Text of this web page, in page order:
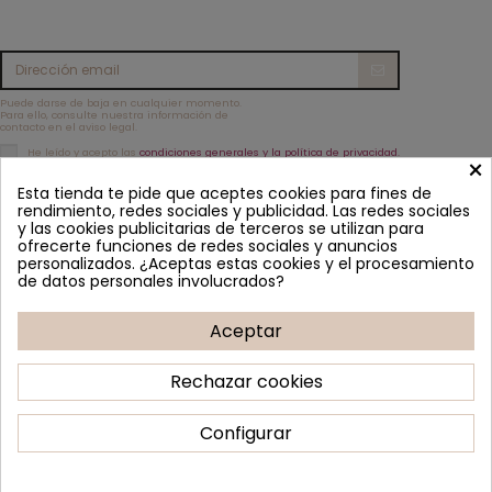
Puede darse de baja en cualquier momento.
Para ello, consulte nuestra información de
contacto en el aviso legal.
He leído y acepto las condiciones generales y la política de privacidad.
Contacto
Síguenos
×
Esta tienda te pide que aceptes cookies para fines de
rendimiento, redes sociales y publicidad. Las redes sociales
y las cookies publicitarias de terceros se utilizan para
ofrecerte funciones de redes sociales y anuncios
personalizados. ¿Aceptas estas cookies y el procesamiento
de datos personales involucrados?
Aceptar
Rechazar cookies
Configurar